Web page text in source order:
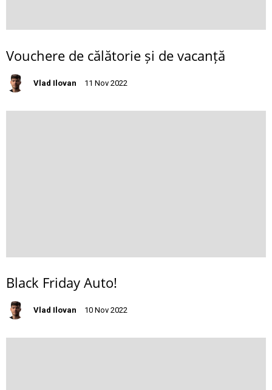
Vouchere de călătorie și de vacanță
Vlad Ilovan 11 Nov 2022
Black Friday Auto!
Vlad Ilovan 10 Nov 2022